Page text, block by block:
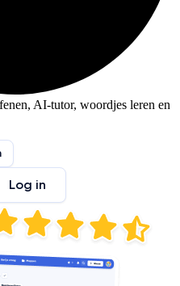
AI-tutor, woordjes leren en
Log in